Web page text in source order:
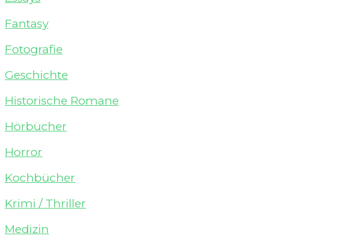
Fantasy
Fotografie
Geschichte
Historische Romane
Hörbücher
Horror
Kochbücher
Krimi / Thriller
Medizin